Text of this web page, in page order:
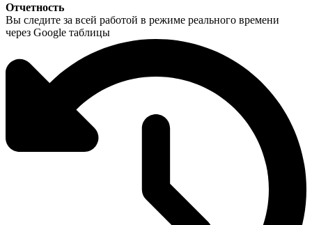
Отчетность
Вы следите за всей работой в режиме реального времени
через Google таблицы